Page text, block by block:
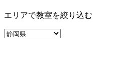
エリアで教室を絞り込む